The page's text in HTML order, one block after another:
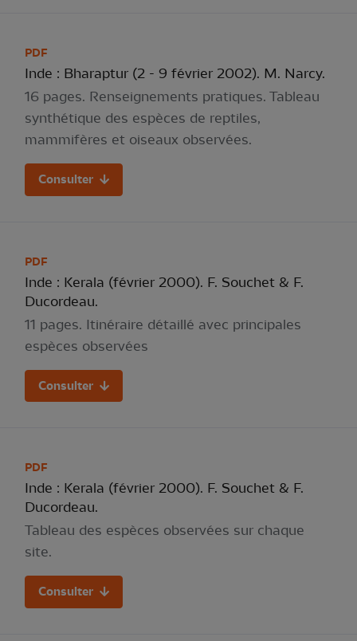
PDF
Inde : Bharaptur (2 - 9 février 2002). M. Narcy.
16 pages. Renseignements pratiques. Tableau
synthétique des espèces de reptiles,
mammifères et oiseaux observées.
Consulter
PDF
Inde : Kerala (février 2000). F. Souchet & F.
Ducordeau.
11 pages. Itinéraire détaillé avec principales
espèces observées
Consulter
PDF
Inde : Kerala (février 2000). F. Souchet & F.
Ducordeau.
Tableau des espèces observées sur chaque
site.
Consulter